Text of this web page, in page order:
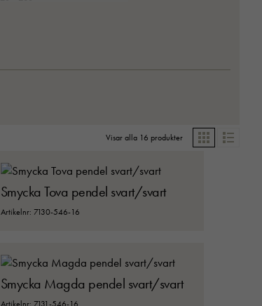
Visar alla 16 produkter Grid List
Smycka Tova pendel svart/svart
Artikelnr: 7130-546-16
Smycka Magda pendel svart/svart
Artikelnr: 7131-546-16